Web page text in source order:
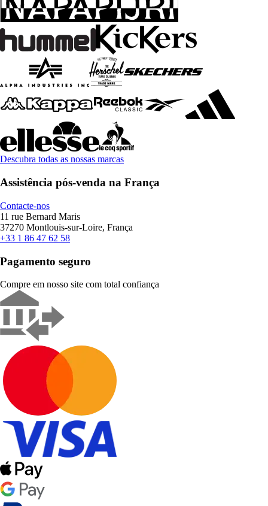
Descubra todas as nossas marcas
Assistência pós-venda na França
Contacte-nos
11 rue Bernard Maris
37270 Montlouis-sur-Loire, França
+33 1 86 47 62 58
Pagamento seguro
Compre em nosso site com total confiança